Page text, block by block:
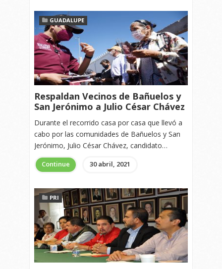
GUADALUPE
Respaldan Vecinos de Bañuelos y
San Jerónimo a Julio César Chávez
Durante el recorrido casa por casa que llevó a
cabo por las comunidades de Bañuelos y San
Jerónimo, Julio César Chávez, candidato…
Continue 30 abril, 2021
PRI